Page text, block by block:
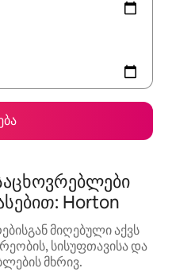
Horton
მიღებული აქვს
სისუფთავისა და
მხრივ.